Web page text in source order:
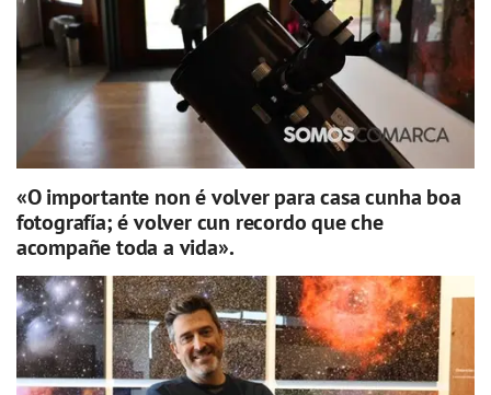
«O importante non é volver para casa cunha boa
fotografía; é volver cun recordo que che
acompañe toda a vida».